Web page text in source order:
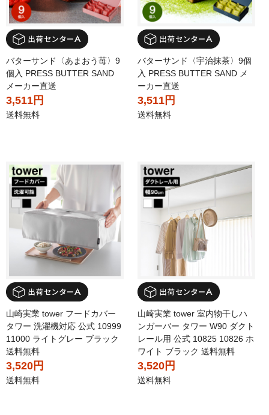
バターサンド〈あまおう苺〉9
個入 PRESS BUTTER SAND
メーカー直送
3,511円
送料無料
バターサンド〈宇治抹茶〉9個
入 PRESS BUTTER SAND メ
ーカー直送
3,511円
送料無料
山崎実業 tower フードカバー
タワー 洗濯機対応 公式 10999
11000 ライトグレー ブラック
送料無料
3,520円
送料無料
山崎実業 tower 室内物干しハ
ンガーバー タワー W90 ダクト
レール用 公式 10825 10826 ホ
ワイト ブラック 送料無料
3,520円
送料無料